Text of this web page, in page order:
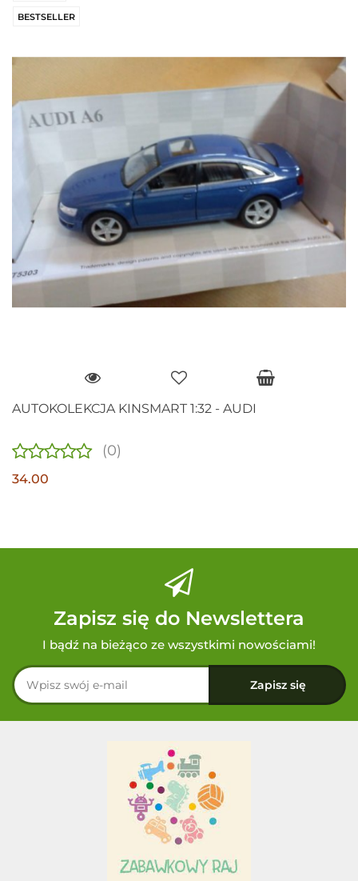
BESTSELLER
AUTOKOLEKCJA KINSMART 1:32 - AUDI
(0)
34.00
Zapisz się do Newslettera
I bądź na bieżąco ze wszystkimi nowościami!